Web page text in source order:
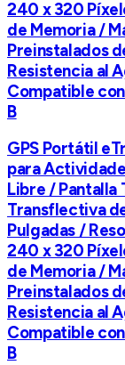
240 x 320
de Memoria /
Preinstalados
Resistencia al
Compatible
B
GPS Portátil
para
Libre / Pantalla
Transflectiva
Pulgadas /
240 x 320
de Memoria /
Preinstalados
Resistencia al
Compatible
B